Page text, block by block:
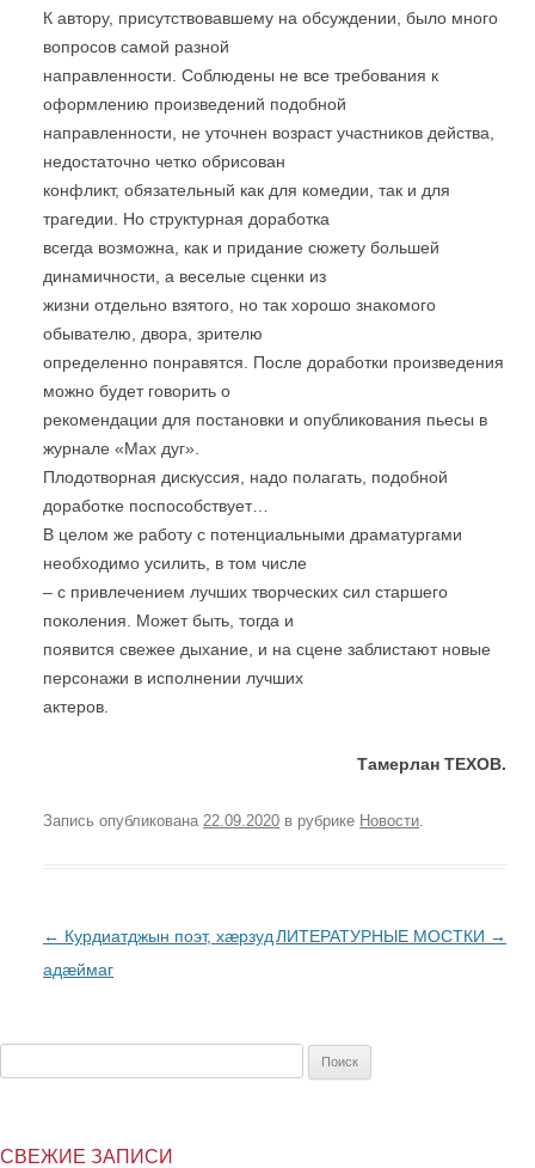
К автору, присутствовавшему на обсуждении, было много
вопросов самой разной
направленности. Соблюдены не все требования к
оформлению произведений подобной
направленности, не уточнен возраст участников действа,
недостаточно четко обрисован
конфликт, обязательный как для комедии, так и для
трагедии. Но структурная доработка
всегда возможна, как и придание сюжету большей
динамичности, а веселые сценки из
жизни отдельно взятого, но так хорошо знакомого
обывателю, двора, зрителю
определенно понравятся. После доработки произведения
можно будет говорить о
рекомендации для постановки и опубликования пьесы в
журнале «Мах дуг».
Плодотворная дискуссия, надо полагать, подобной
доработке поспособствует…
В целом же работу с потенциальными драматургами
необходимо усилить, в том числе
– с привлечением лучших творческих сил старшего
поколения. Может быть, тогда и
появится свежее дыхание, и на сцене заблистают новые
персонажи в исполнении лучших
актеров.
Тамерлан ТЕХОВ.
Запись опубликована 22.09.2020 в рубрике Новости
Post
navigation
← Курдиатджын поэт, хæрзуд
адæймаг
ЛИТЕРАТУРНЫЕ МОСТКИ →
СВЕЖИЕ ЗАПИСИ